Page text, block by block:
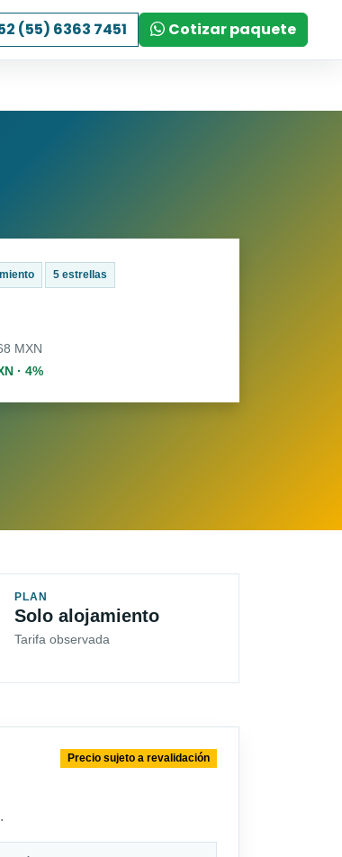
(55) 6363 7451 Cotizar paquete
5 estrellas
MXN
· 4%
PLAN
Solo alojamiento
Tarifa observada
Precio sujeto a revalidación